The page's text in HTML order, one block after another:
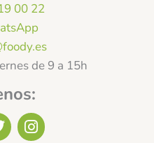
00 22
de 9 a 15h
I
n